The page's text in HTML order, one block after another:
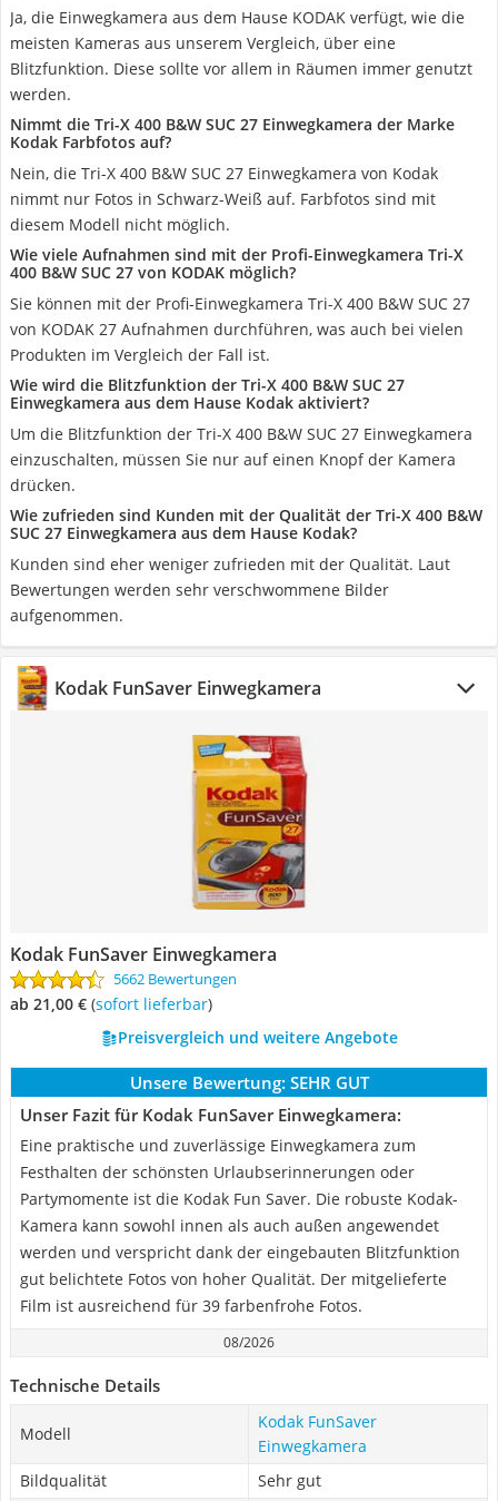
Ja, die Einwegkamera aus dem Hause KODAK verfügt, wie die
meisten Kameras aus unserem Vergleich, über eine
Blitzfunktion. Diese sollte vor allem in Räumen immer genutzt
werden.
Nimmt die Tri-X 400 B&W SUC 27 Einwegkamera der Marke
Kodak Farbfotos auf?
Nein, die Tri-X 400 B&W SUC 27 Einwegkamera von Kodak
nimmt nur Fotos in Schwarz-Weiß auf. Farbfotos sind mit
diesem Modell nicht möglich.
Wie viele Aufnahmen sind mit der Profi-Einwegkamera Tri-X
400 B&W SUC 27 von KODAK möglich?
Sie können mit der Profi-Einwegkamera Tri-X 400 B&W SUC 27
von KODAK 27 Aufnahmen durchführen, was auch bei vielen
Produkten im Vergleich der Fall ist.
Wie wird die Blitzfunktion der Tri-X 400 B&W SUC 27
Einwegkamera aus dem Hause Kodak aktiviert?
Um die Blitzfunktion der Tri-X 400 B&W SUC 27 Einwegkamera
einzuschalten, müssen Sie nur auf einen Knopf der Kamera
drücken.
Wie zufrieden sind Kunden mit der Qualität der Tri-X 400 B&W
SUC 27 Einwegkamera aus dem Hause Kodak?
Kunden sind eher weniger zufrieden mit der Qualität. Laut
Bewertungen werden sehr verschwommene Bilder
aufgenommen.
Kodak FunSaver Einwegkamera
Kodak FunSaver Einwegkamera
5662 Bewertungen
ab 21,00 € ( Sofort lieferbar)
Preisvergleich und weitere Angebote
Unsere Bewertung: SEHR GUT
Unser Fazit für Kodak FunSaver Einwegkamera:
Eine praktische und zuverlässige Einwegkamera zum
Festhalten der schönsten Urlaubserinnerungen oder
Partymomente ist die Kodak Fun Saver. Die robuste Kodak-
Kamera kann sowohl innen als auch außen angewendet
werden und verspricht dank der eingebauten Blitzfunktion
gut belichtete Fotos von hoher Qualität. Der mitgelieferte
Film ist ausreichend für 39 farbenfrohe Fotos.
08/2026
Technische Details
Modell
Kodak FunSaver
Einwegkamera
Bildqualität
Sehr gut